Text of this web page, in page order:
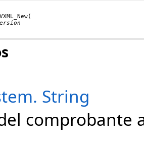
VXML_New(
. String
comprobante